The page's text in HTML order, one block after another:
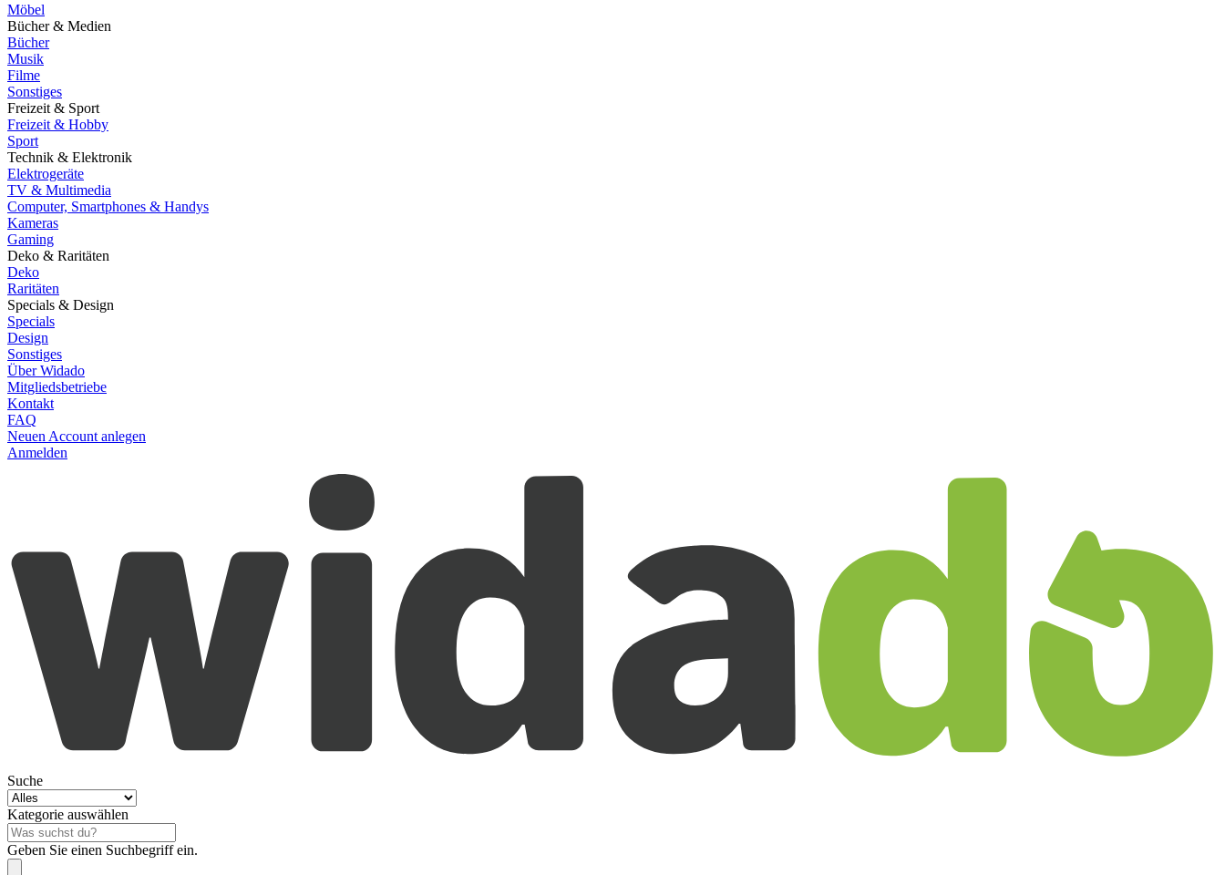
Möbel
Bücher & Medien
Bücher
Musik
Filme
Sonstiges
Freizeit & Sport
Freizeit & Hobby
Sport
Technik & Elektronik
Elektrogeräte
TV & Multimedia
Computer, Smartphones & Handys
Kameras
Gaming
Deko & Raritäten
Deko
Raritäten
Specials & Design
Specials
Design
Sonstiges
Über Widado
Mitgliedsbetriebe
Kontakt
FAQ
Neuen Account anlegen
Anmelden
Suche
Kategorie auswählen
Geben Sie einen Suchbegriff ein.